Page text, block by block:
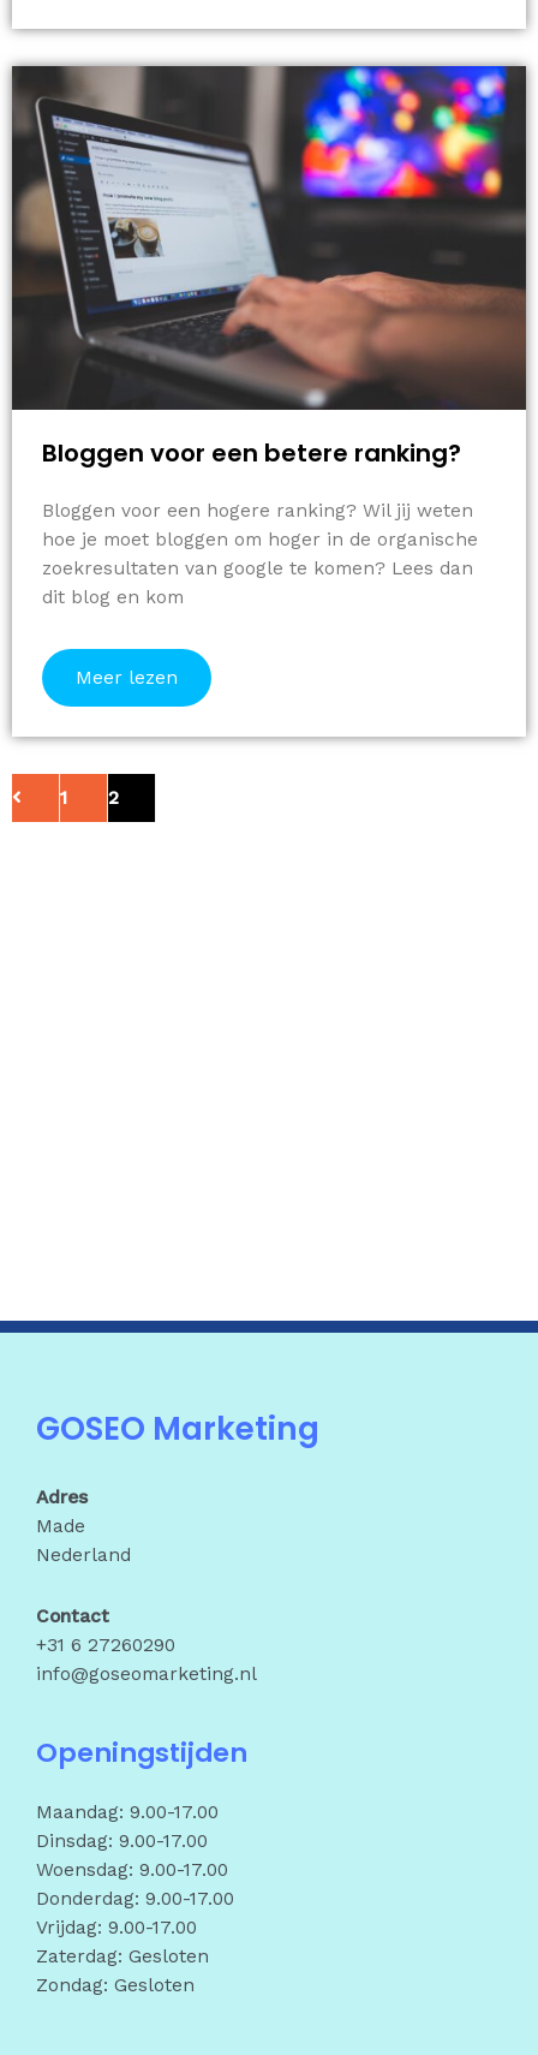
Bloggen voor een betere ranking?
Bloggen voor een hogere ranking? Wil jij weten
hoe je moet bloggen om hoger in de organische
zoekresultaten van google te komen? Lees dan
dit blog en kom
Meer lezen
1 2
GOSEO Marketing
Adres
Made
Nederland
Contact
+31 6 27260290
info@goseomarketing.nl
Openingstijden
Maandag: 9.00-17.00
Dinsdag: 9.00-17.00
Woensdag: 9.00-17.00
Donderdag: 9.00-17.00
Vrijdag: 9.00-17.00
Zaterdag: Gesloten
Zondag: Gesloten